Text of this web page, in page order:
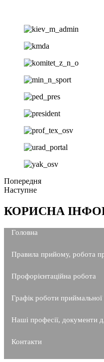
Попередня
Наступне
КОРИСНА
Головна
Правила прийому, робота
Профорієнтаційна робота
Графік роботи приймальної
Наші професії, документи
Контакти